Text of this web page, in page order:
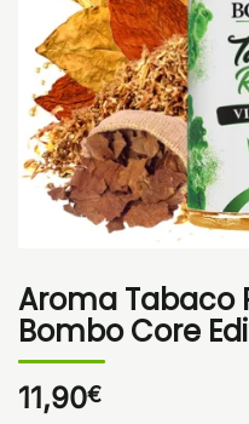
Aroma Tabaco
Bombo Core
11,90€